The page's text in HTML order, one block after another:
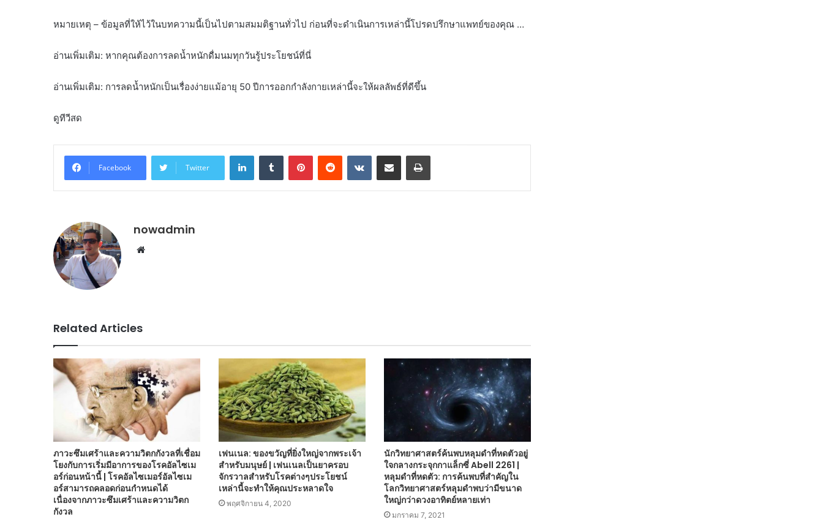
หมายเหตุ – ข้อมูลที่ให้ไว้ในบทความนี้เป็นไปตามสมมติฐานทั่วไป ก่อนที่จะดำเนินการเหล่านี้โปรดปรึกษาแพทย์ของคุณ …
อ่านเพิ่มเติม: หากคุณต้องการลดน้ำหนักดื่มนมทุกวันรู้ประโยชน์ที่นี่
อ่านเพิ่มเติม: การลดน้ำหนักเป็นเรื่องง่ายแม้อายุ 50 ปีการออกกำลังกายเหล่านี้จะให้ผลลัพธ์ที่ดีขึ้น
ดูทีวีสด
Facebook Twitter
LinkedInTumblr PinterestReddit VKontakteShare via Email Print
nowadmin
Website
Related Articles
ภาวะซึมเศร้าและความวิตกกังวลที่เชื่อม
โยงกับการเริ่มมีอาการของโรคอัลไซเม
อร์ก่อนหน้านี้ | โรคอัลไซเมอร์อัลไซเม
อร์สามารถคลอดก่อนกำหนดได้
เนื่องจากภาวะซึมเศร้าและความวิตก
กังวล
เฟนเนล: ของขวัญที่ยิ่งใหญ่จากพระเจ้า
สำหรับมนุษย์ | เฟนเนลเป็นยาครอบ
จักรวาลสำหรับโรคต่างๆประโยชน์
เหล่านี้จะทำให้คุณประหลาดใจ
พฤศจิกายน 4, 2020
นักวิทยาศาสตร์ค้นพบหลุมดำที่หดตัวอยู่
ใจกลางกระจุกกาแล็กซี่ Abell 2261 |
หลุมดำที่หดตัว: การค้นพบที่สำคัญใน
โลกวิทยาศาสตร์หลุมดำพบว่ามีขนาด
ใหญ่กว่าดวงอาทิตย์หลายเท่า
มกราคม 7, 2021